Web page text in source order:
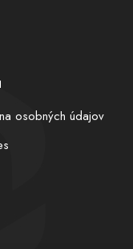
osobných údajov